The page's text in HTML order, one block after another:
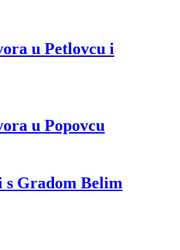
u Petlovcu i
u Popovcu
s Gradom Belim